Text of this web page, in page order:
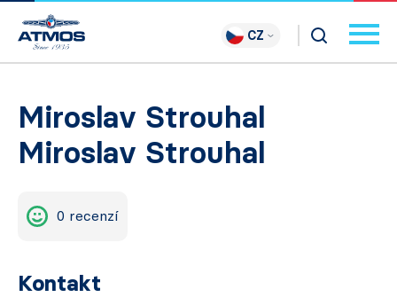
CZ
Miroslav Strouhal
Miroslav Strouhal
0 recenzí
Kontakt